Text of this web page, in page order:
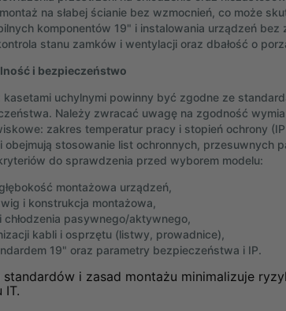
na słabej ścianie bez wzmocnień, co może
komponentów 19" i instalowania urządzeń
stanu zamków i wentylacji oraz dbałość o
i bezpieczeństwo
uchylnymi powinny być zgodne ze
Należy zwracać uwagę na zgodność
zakres temperatur pracy i stopień ochrony
stosowanie list ochronnych, przesuwnych
do sprawdzenia przed wyborem modelu:
montażowa urządzeń,
i konstrukcja montażowa,
chłodzenia pasywnego/aktywnego,
kabli i osprzętu (listwy, prowadnice),
19" oraz parametry bezpieczeństwa i IP.
i zasad montażu minimalizuje
IT.